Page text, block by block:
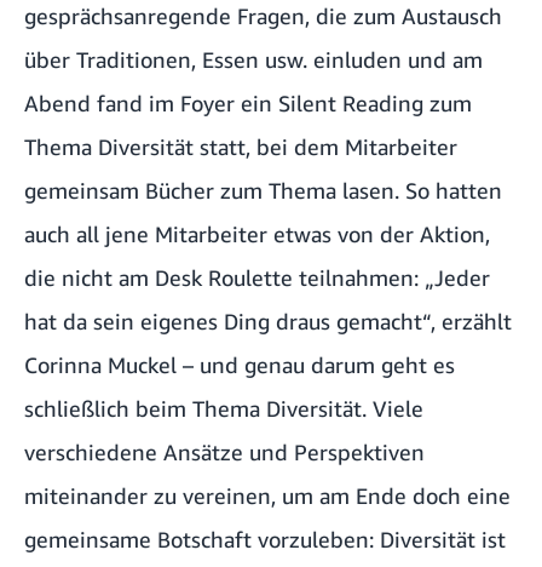
gesprächsanregende Fragen, die zum Austausch
über Traditionen, Essen usw. einluden und am
Abend fand im Foyer ein Silent Reading zum
Thema Diversität statt, bei dem Mitarbeiter
gemeinsam Bücher zum Thema lasen. So hatten
auch all jene Mitarbeiter etwas von der Aktion,
die nicht am Desk Roulette teilnahmen: „Jeder
hat da sein eigenes Ding draus gemacht“, erzählt
Corinna Muckel – und genau darum geht es
schließlich beim Thema Diversität. Viele
verschiedene Ansätze und Perspektiven
miteinander zu vereinen, um am Ende doch eine
gemeinsame Botschaft vorzuleben: Diversität ist